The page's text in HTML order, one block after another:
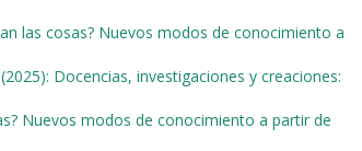
las cosas? Nuevos modos de conocimiento a
Docencias, investigaciones y creaciones:
Nuevos modos de conocimiento a partir de